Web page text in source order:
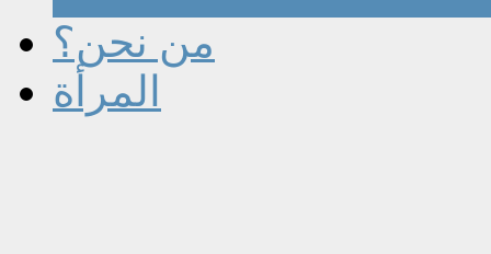
من نحن؟
المرأة